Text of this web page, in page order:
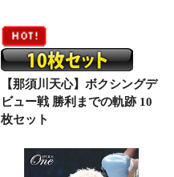
【那須川天心】ボクシングデ
ビュー戦 勝利までの軌跡 10
枚セット